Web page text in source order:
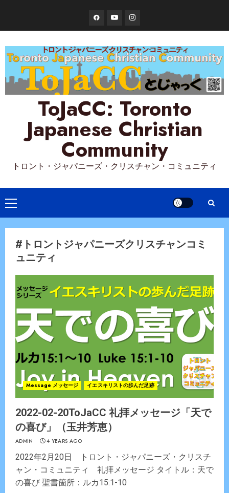
content
FacebookYouTubeInstagram
ToJaCC: Toronto
Japanese Christian
Community
トロント・ジャパニーズ・クリスチャン・コミュニティ
Primary
Menu
#トロントジャパニーズクリスチャンコミ
ュニティ
Message メッセージ イエスキリストの歩んだ足跡
2022-02-20ToJaCC 礼拝メッセージ「天で
の喜び」（玉井芳恵）
ADMIN 4 YEARS AGO
2022年2月20日 トロント・ジャパニーズ・クリスチ
ャン・コミュニティ 礼拝メッセージ タイトル：天で
の喜び 聖書箇所：ルカ15:1-10